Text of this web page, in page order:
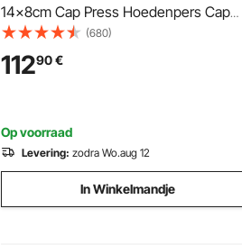
14x8cm Cap Press Hoedenpers Cap
Heat Press Machine Hot Press Transfer
Press met digitale LED-temperatuur- en
tijdregelaar
(680)
11290€
Op voorraad
Levering: zodra Wo.aug 12
In Winkelmandje